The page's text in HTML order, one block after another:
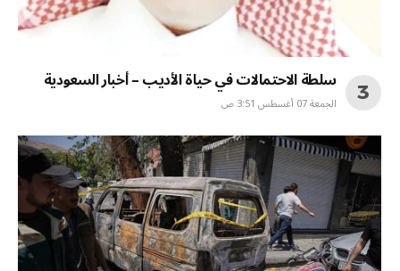
سلطة الاحتمالات في حياة الأديب – أخبار السعودية
الجمعة 07 أغسطس 3:51 ص